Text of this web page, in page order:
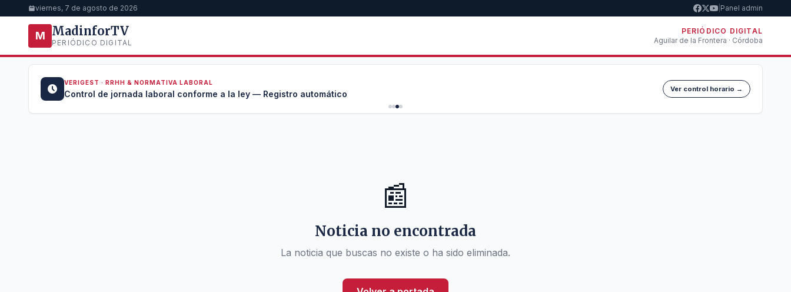
viernes, 7 de agosto de 2026 Panel admin
M MadinforTV
PERIÓDICO DIGITAL
PERIÓDICO DIGITAL
Aguilar de la Frontera · Córdoba
VERIGEST · RRHH & NORMATIVA LABORAL
Control de jornada laboral conforme a la ley — Registro automático Ver control horario →
📰
Noticia no encontrada
La noticia que buscas no existe o ha sido eliminada.